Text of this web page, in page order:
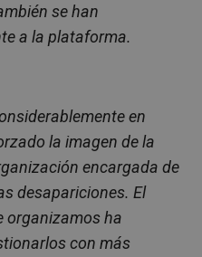
se han
a la plataforma.
en
la imagen de la
encargada de
desapariciones. El
organizamos ha
con más